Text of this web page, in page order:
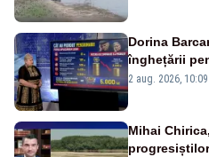
Dorina
înghețării
pierdute de
2 aug. 2026, 10:09
Mihai